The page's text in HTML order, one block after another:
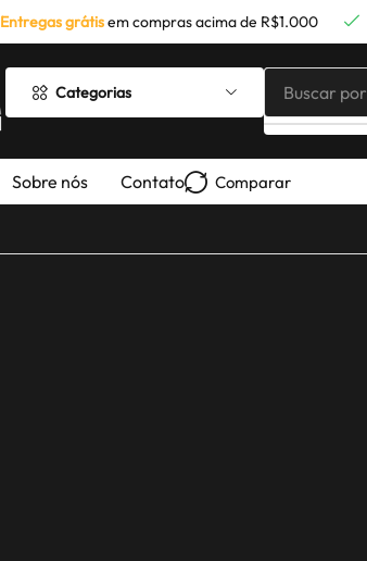
Entregas grátisem compras acima de R$1.000
Categorias Buscar por
Sobre nós Contato Comparar